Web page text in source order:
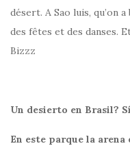
désert. A Sao luis, qu’on
des fêtes et des danses.
Bizzz
Un desierto en Brasil?
En este parque la